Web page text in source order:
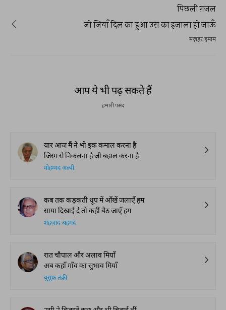
पिछली ग़ज़ल
जो ज़ियाँ दिल का हुआ उस का इज़ाला हो जाऊँ
मज़हर इमाम
आप ये भी पढ़ सकते हैं
हमारी पसंद
यार आज मैं ने भी इक कमाल करना है
जिस्म से निकलना है जी बहाल करना है
मोहम्मद अल्वी
कब तक कड़कती धूप में आँखें जलाएँ हम
साया दिखाई दे तो कहीं बैठ जाएँ हम
शहज़ाद अहमद
रात चौपाल और अलाव मियाँ
अब कहाँ गाँव का सुभाव मियाँ
यूसुफ़ तक़ी